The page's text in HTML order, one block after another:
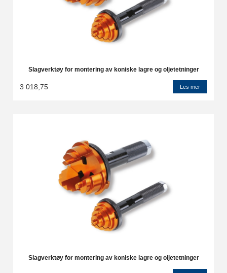
Slagverktøy for montering av koniske lagre og oljetetninger
3 018,75 Les mer
Slagverktøy for montering av koniske lagre og oljetetninger